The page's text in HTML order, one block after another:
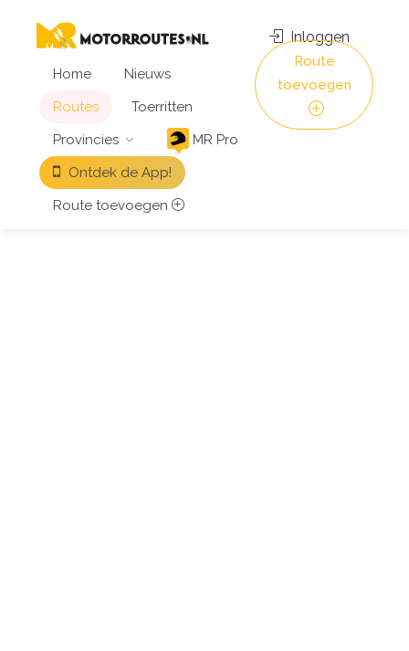
Home
Nieuws
Routes
Toerritten
Provincies
MR Pro
Ontdek de App!
Route toevoegen
Inloggen
Route
toevoegen